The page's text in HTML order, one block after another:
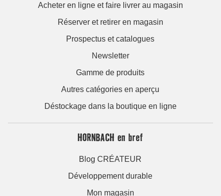
Acheter en ligne et faire livrer au magasin
Réserver et retirer en magasin
Prospectus et catalogues
Newsletter
Gamme de produits
Autres catégories en aperçu
Déstockage dans la boutique en ligne
HORNBACH en bref
Blog CRÉATEUR
Développement durable
Mon magasin